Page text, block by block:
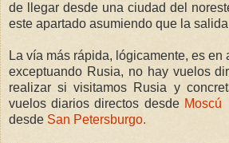
de llegar desde una ciudad del
este apartado asumiendo que la
La vía más rápida, lógicamente, es en
exceptuando Rusia, no hay vuelos
realizar si visitamos Rusia y
vuelos diarios directos desde Moscú
desde San Petersburgo.